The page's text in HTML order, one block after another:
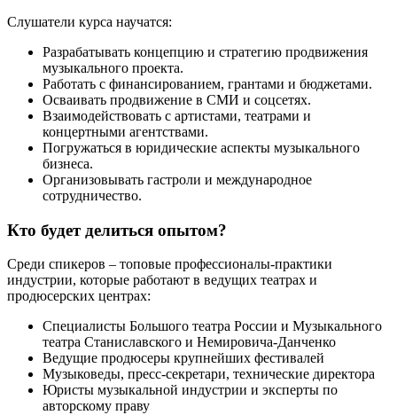
Слушатели курса научатся:
Разрабатывать концепцию и стратегию продвижения
музыкального проекта.
Работать с финансированием, грантами и бюджетами.
Осваивать продвижение в СМИ и соцсетях.
Взаимодействовать с артистами, театрами и
концертными агентствами.
Погружаться в юридические аспекты музыкального
бизнеса.
Организовывать гастроли и международное
сотрудничество.
Кто будет делиться опытом?
Среди спикеров – топовые профессионалы-практики
индустрии, которые работают в ведущих театрах и
продюсерских центрах:
Специалисты Большого театра России и Музыкального
театра Станиславского и Немировича-Данченко
Ведущие продюсеры крупнейших фестивалей
Музыковеды, пресс-секретари, технические директора
Юристы музыкальной индустрии и эксперты по
авторскому праву